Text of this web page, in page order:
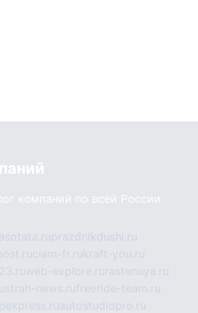
компаний по всей России
prazdnikdushi.ru
ciam-fr.rukraft-you.ru
web-explore.ru rastenuya.ru
strah-news.rufreeride-team.ru
autostudiopro.ru